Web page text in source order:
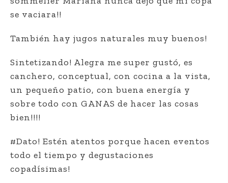
se vaciara!!
También hay jugos naturales muy buenos!
Sintetizando! Alegra me super gustó, es
canchero, conceptual, con cocina a la vista,
un pequeño patio, con buena energía y
sobre todo con GANAS de hacer las cosas
bien!!!!
#Dato! Estén atentos porque hacen eventos
todo el tiempo y degustaciones
copadísimas!